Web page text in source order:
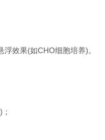
效果(如CHO细胞培养)。